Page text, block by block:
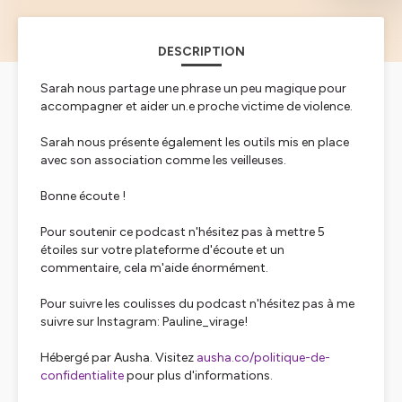
DESCRIPTION
Sarah nous partage une phrase un peu magique pour
accompagner et aider un.e proche victime de violence.
Sarah nous présente également les outils mis en place
avec son association comme les veilleuses.
Bonne écoute !
Pour soutenir ce podcast n'hésitez pas à mettre 5
étoiles sur votre plateforme d'écoute et un
commentaire, cela m'aide énormément.
Pour suivre les coulisses du podcast n'hésitez pas à me
suivre sur Instagram: Pauline_virage!
Hébergé par Ausha. Visitez ausha.co/politique-de-
confidentialitepour plus d'informations.